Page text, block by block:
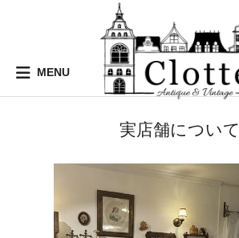
MENU
実店舗について